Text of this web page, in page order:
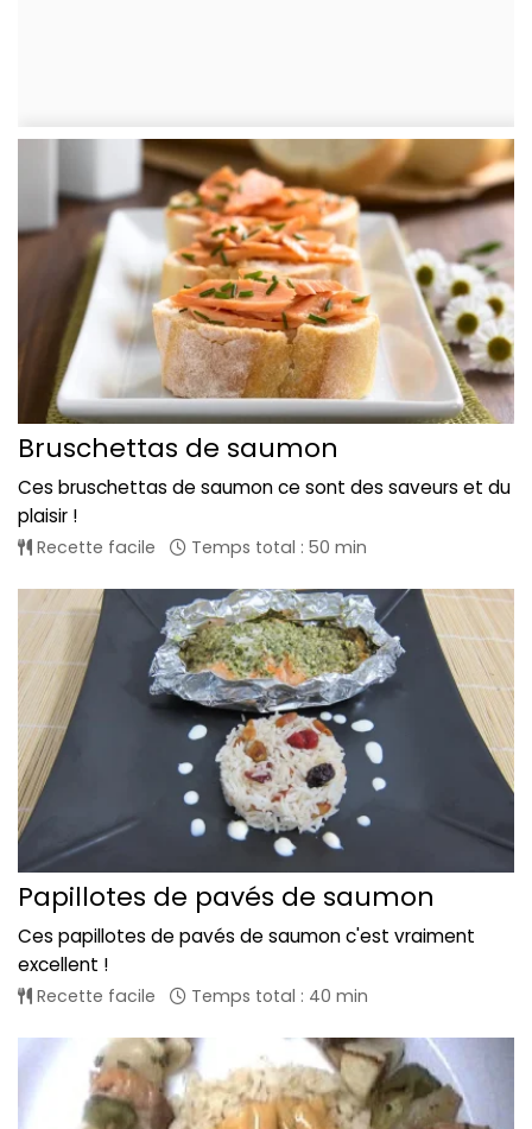
Bruschettas de saumon
Ces bruschettas de saumon ce sont des saveurs et du
plaisir !
Recette facile Temps total : 50 min
Papillotes de pavés de saumon
Ces papillotes de pavés de saumon c'est vraiment
excellent !
Recette facile Temps total : 40 min